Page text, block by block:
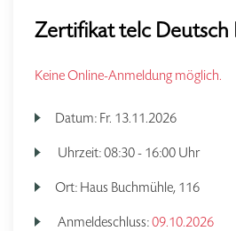
Zertifikat telc Deutsch
Keine Online-Anmeldung möglich.
Datum: Fr. 13.11.2026
Uhrzeit:08:30 - 16:00 Uhr
Ort: Haus Buchmühle, 116
Anmeldeschluss:09.10.2026